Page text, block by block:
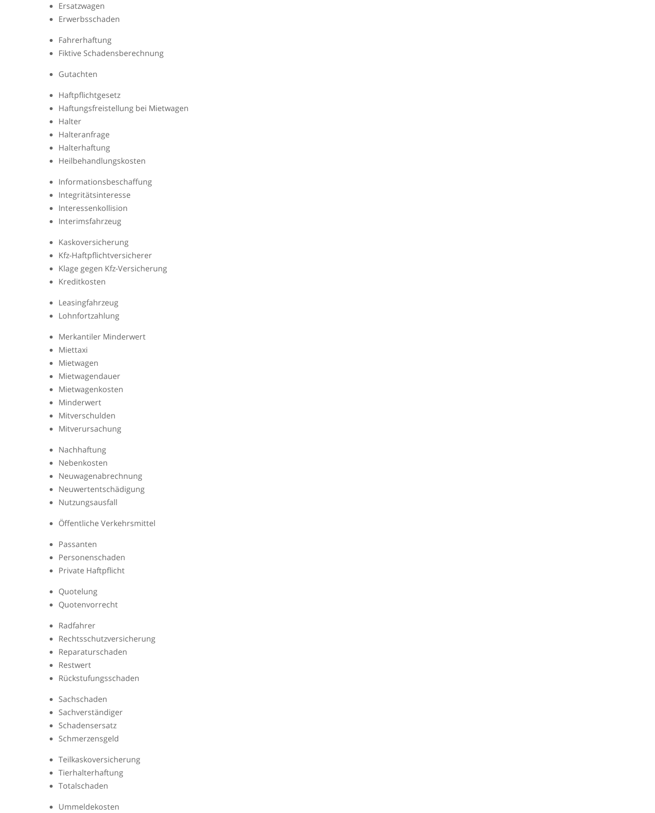
Ersatzwagen
Erwerbsschaden
Fahrerhaftung
Fiktive Schadensberechnung
Gutachten
Haftpflichtgesetz
Haftungsfreistellung bei Mietwagen
Halter
Halteranfrage
Halterhaftung
Heilbehandlungskosten
Informationsbeschaffung
Integritätsinteresse
Interessenkollision
Interimsfahrzeug
Kaskoversicherung
Kfz-Haftpflichtversicherer
Klage gegen Kfz-Versicherung
Kreditkosten
Leasingfahrzeug
Lohnfortzahlung
Merkantiler Minderwert
Miettaxi
Mietwagen
Mietwagendauer
Mietwagenkosten
Minderwert
Mitverschulden
Mitverursachung
Nachhaftung
Nebenkosten
Neuwagenabrechnung
Neuwertentschädigung
Nutzungsausfall
Öffentliche Verkehrsmittel
Passanten
Personenschaden
Private Haftpflicht
Quotelung
Quotenvorrecht
Radfahrer
Rechtsschutzversicherung
Reparaturschaden
Restwert
Rückstufungsschaden
Sachschaden
Sachverständiger
Schadensersatz
Schmerzensgeld
Teilkaskoversicherung
Tierhalterhaftung
Totalschaden
Ummeldekosten